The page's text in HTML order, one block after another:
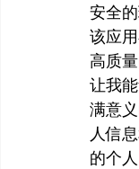
安全
该应
高质
让我
满意
人信
的个